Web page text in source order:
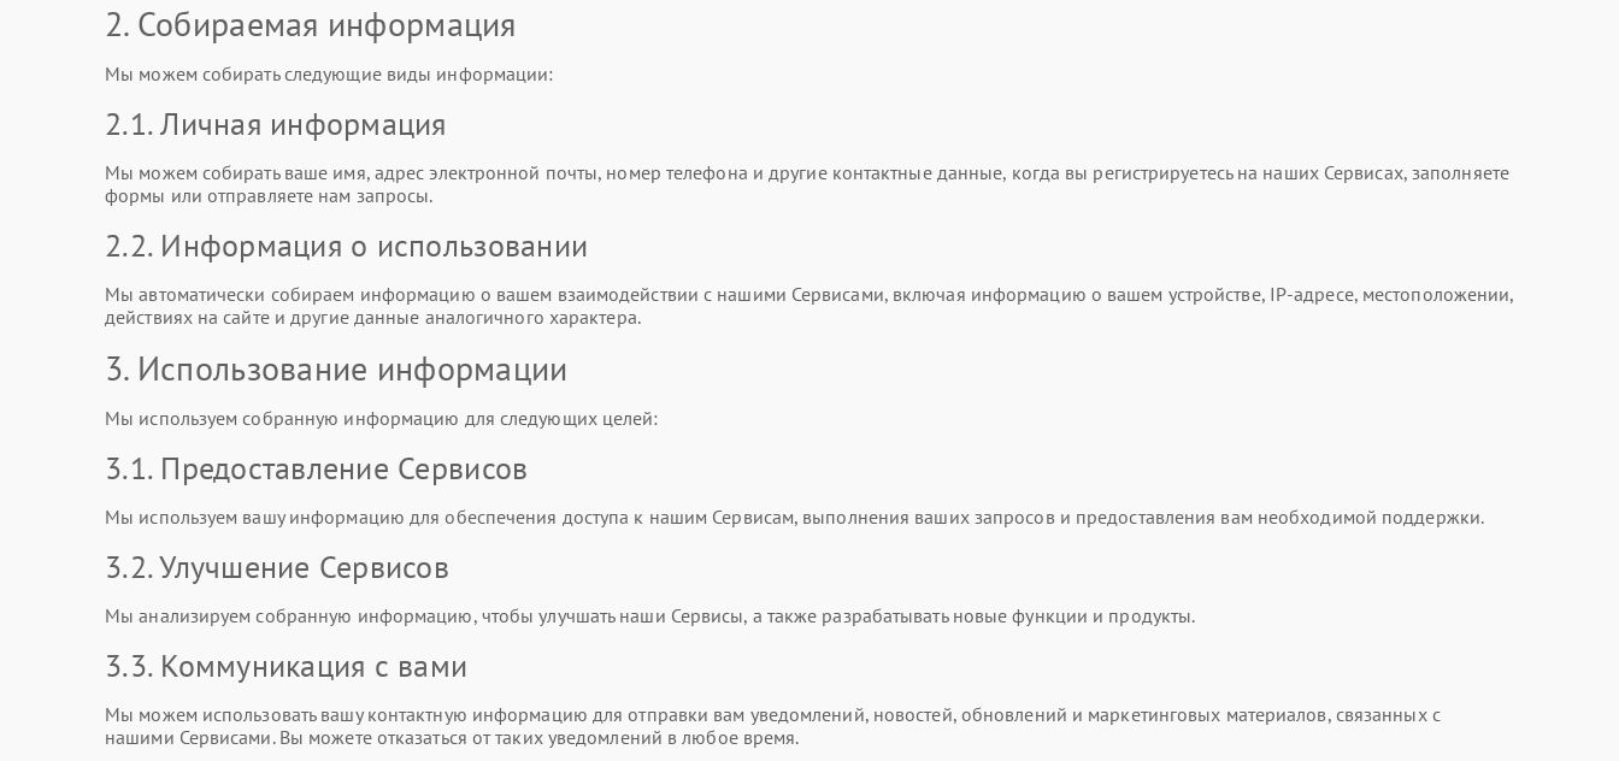
2. Собираемая информация
Мы можем собирать следующие виды информации:
2.1. Личная информация
Мы можем собирать ваше имя, адрес электронной почты, номер телефона и другие контактные данные, когда вы регистрируетесь на наших Сервисах, заполняете
формы или отправляете нам запросы.
2.2. Информация о использовании
Мы автоматически собираем информацию о вашем взаимодействии с нашими Сервисами, включая информацию о вашем устройстве, IP-адресе, местоположении,
действиях на сайте и другие данные аналогичного характера.
3. Использование информации
Мы используем собранную информацию для следующих целей:
3.1. Предоставление Сервисов
Мы используем вашу информацию для обеспечения доступа к нашим Сервисам, выполнения ваших запросов и предоставления вам необходимой поддержки.
3.2. Улучшение Сервисов
Мы анализируем собранную информацию, чтобы улучшать наши Сервисы, а также разрабатывать новые функции и продукты.
3.3. Коммуникация с вами
Мы можем использовать вашу контактную информацию для отправки вам уведомлений, новостей, обновлений и маркетинговых материалов, связанных с
нашими Сервисами. Вы можете отказаться от таких уведомлений в любое время.